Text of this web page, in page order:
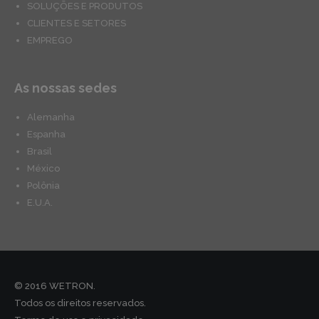
SOLUÇÕES E PRODUTOS
CLIENTES E SETORES
EMPREGO
As nossas sedes
Alemanha
Espanha
Brasil
México
Polônia
E.U.A.
© 2016 WETRON.
Todos os direitos reservados.